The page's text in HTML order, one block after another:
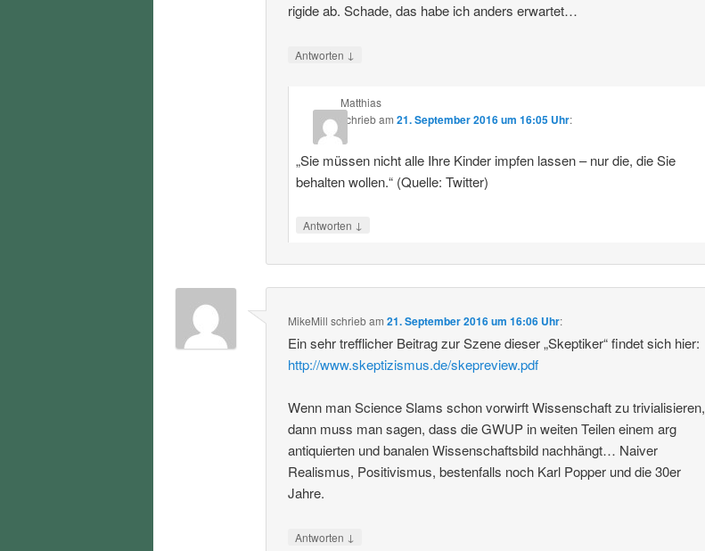
rigide ab. Schade, das habe ich anders erwartet…
Antworten ↓
Matthias
schriebam 21. September 2016 um 16:05 Uhr:
„Sie müssen nicht alle Ihre Kinder impfen lassen – nur die, die Sie
behalten wollen.“ (Quelle: Twitter)
Antworten ↓
MikeMill schriebam21. September 2016 um 16:06 Uhr:
Ein sehr trefflicher Beitrag zur Szene dieser „Skeptiker“ findet sich hier:
http://www.skeptizismus.de/skepreview.pdf
Wenn man Science Slams schon vorwirft Wissenschaft zu trivialisieren,
dann muss man sagen, dass die GWUP in weiten Teilen einem arg
antiquierten und banalen Wissenschaftsbild nachhängt… Naiver
Realismus, Positivismus, bestenfalls noch Karl Popper und die 30er
Jahre.
Antworten ↓